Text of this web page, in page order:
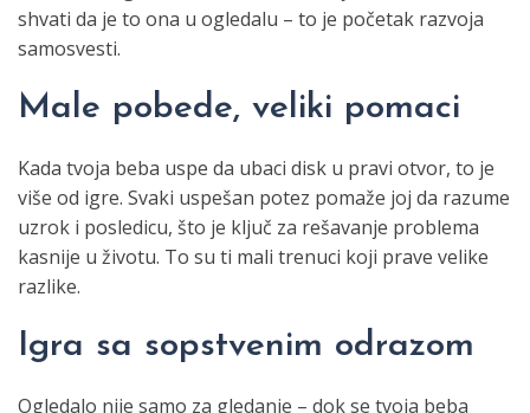
shvati da je to ona u ogledalu – to je početak razvoja
samosvesti.
Male pobede, veliki pomaci
Kada tvoja beba uspe da ubaci disk u pravi otvor, to je
više od igre. Svaki uspešan potez pomaže joj da razume
uzrok i posledicu, što je ključ za rešavanje problema
kasnije u životu. To su ti mali trenuci koji prave velike
razlike.
Igra sa sopstvenim odrazom
Ogledalo nije samo za gledanje – dok se tvoja beba